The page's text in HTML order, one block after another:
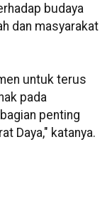
budaya
dan masyarakat
untuk terus
pada
penting
Daya," katanya.